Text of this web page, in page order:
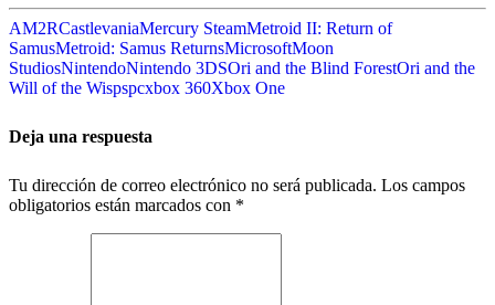
AM2RCastlevaniaMercury SteamMetroid II: Return of
SamusMetroid: Samus ReturnsMicrosoftMoon
StudiosNintendoNintendo 3DSOri and the Blind ForestOri and the
Will of the Wispspcxbox 360Xbox One
Deja una respuesta
Tu dirección de correo electrónico no será publicada. Los campos
obligatorios están marcados con *